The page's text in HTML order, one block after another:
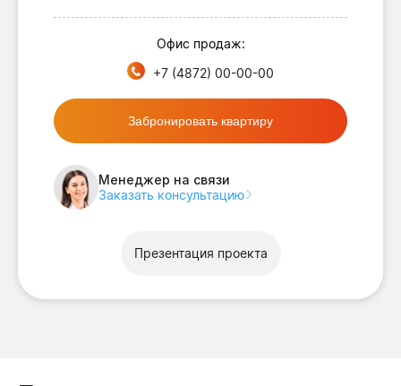
Офис продаж:
+7 (4872) 00-00-00
Забронировать квартиру
Менеджер на связи
Заказать консультацию
Презентация проекта